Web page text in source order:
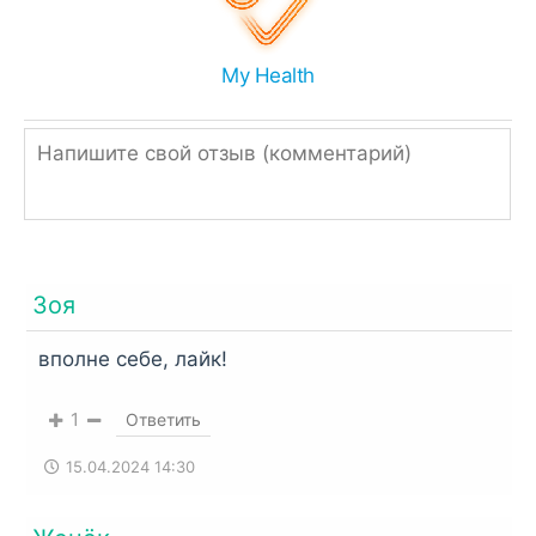
Чем распаковать zip или rar:
Иногда браузеры ошибочно переименовывают
APK в ZIP, поэтому просто измените
Однако, если ссылка подписана, как ZIP или
My Health
Зоя
вполне себе, лайк!
1 Ответить
15.04.2024 14:30